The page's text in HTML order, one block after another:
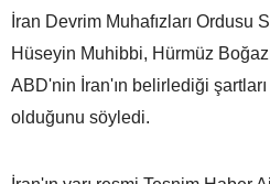
İran Devrim Muhafızları Ordusu
Hüseyin Muhibbi, Hürmüz
ABD'nin İran'ın belirlediği
olduğunu söyledi.